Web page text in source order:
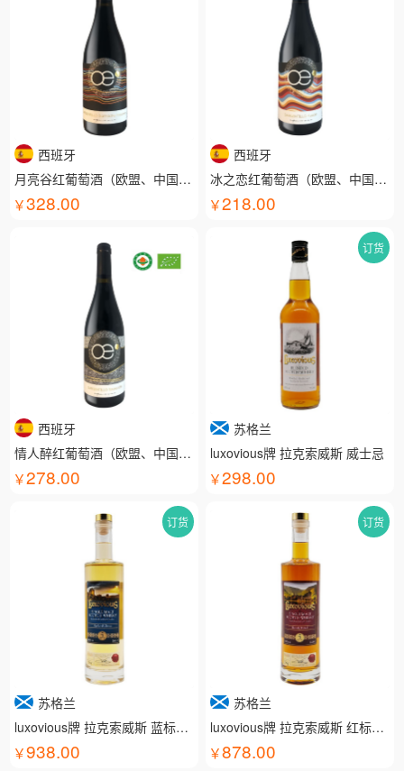
西班牙
月亮谷红葡萄酒（欧盟、中国有机认证）
328.00
西班牙
冰之恋红葡萄酒（欧盟、中国有机认证）
218.00
西班牙
情人醉红葡萄酒（欧盟、中国有机认证）
278.00
订货
苏格兰
luxovious牌 拉克索威斯 威士忌
298.00
订货
苏格兰
luxovious牌 拉克索威斯 蓝标威士忌
938.00
订货
苏格兰
luxovious牌 拉克索威斯 红标威士忌
878.00